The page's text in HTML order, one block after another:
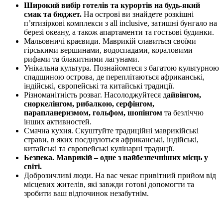
Широкий вибір готелів та курортів на будь-який
смак та бюджет. На острові ви знайдете розкішні
п’ятизіркові комплекси з all inclusive, затишні бунгало на
березі океану, а також апартаменти та гостьові будинки.
Мальовничі краєвиди. Маврикій славиться своїми
гірськими вершинами, водоспадами, кораловими
рифами та блакитними лагунами.
Унікальна культура. Познайомтеся з багатою культурною
спадщиною острова, де переплітаються африканські,
індійські, європейські та китайські традиції.
Різноманітність розваг. Насолоджуйтеся дайвінгом,
сноркелінгом, рибалкою, серфінгом,
парапланеризмом, гольфом, шопінгом та безліччю
інших активностей.
Смачна кухня. Скуштуйте традиційні маврикійські
страви, в яких поєднуються африканські, індійські,
китайські та європейські кулінарні традиції.
Безпека. Маврикій – одне з найбезпечніших місць у
світі.
Доброзичливі люди. На вас чекає привітний прийом від
місцевих жителів, які завжди готові допомогти та
зробити ваш відпочинок незабутнім.